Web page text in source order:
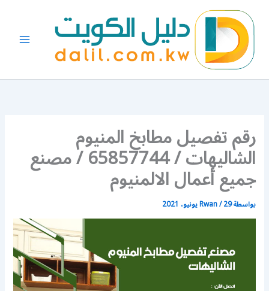
المحتوى
رقم تفصيل مطابخ المنيوم
الشاليهات / 65857744 / مصنع
جميع أعمال الالمنيوم
بواسطة Rwan/29 يونيو، 2021